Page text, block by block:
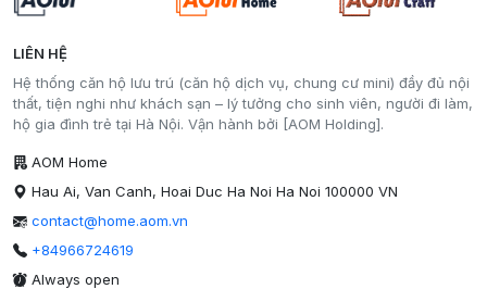
LIÊN HỆ
Hệ thống căn hộ lưu trú (căn hộ dịch vụ, chung cư mini) đầy đủ nội
thất, tiện nghi như khách sạn – lý tưởng cho sinh viên, người đi làm,
hộ gia đình trẻ tại Hà Nội. Vận hành bởi [AOM Holding].
AOM Home
Hau Ai, Van Canh, Hoai Duc Ha Noi Ha Noi 100000 VN
contact@home.aom.vn
+84966724619
Always open